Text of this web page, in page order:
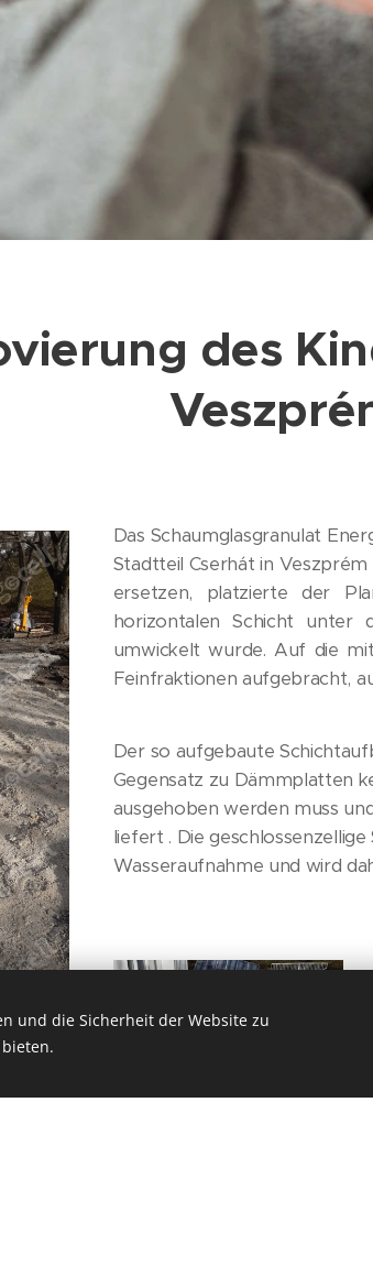
des
Das Schaumglasgranulat
Stadtteil Cserhát in
ersetzen, platzierte der
horizontalen Schicht unter
umwickelt wurde. Auf die
Feinfraktionen aufgebracht,
Der so aufgebaute
Gegensatz zu Dämmplatten
ausgehoben werden muss
liefert . Die
Wasseraufnahme und wird
und die Sicherheit der Website zu